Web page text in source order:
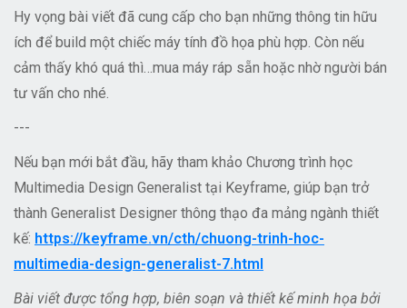
Hy vọng bài viết đã cung cấp cho bạn những thông tin hữu
ích để build một chiếc máy tính đồ họa phù hợp. Còn nếu
cảm thấy khó quá thì…mua máy ráp sẵn hoặc nhờ người bán
tư vấn cho nhé.
---
Nếu bạn mới bắt đầu, hãy tham khảo Chương trình học
Multimedia Design Generalist tại Keyframe, giúp bạn trở
thành Generalist Designer thông thạo đa mảng ngành thiết
kế: https://keyframe.vn/cth/chuong-trinh-hoc-
multimedia-design-generalist-7.html
Bài viết được tổng hợp, biên soạn và thiết kế minh họa bởi